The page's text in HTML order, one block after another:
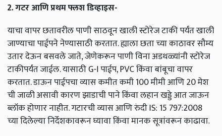
2.गटरआणिप्रथमफ्लशडिव्हाइस-
याचावापरछतावरीलपाणीसाठवूनखालीस्टोरेजटाकीपर्यंतखाली
जाण्याचापाईपनेनेण्यासाठीकरतात.ह्यालाछताच्याकाठावरसौम्य
उतारदेऊनबसवलेजाते,जेणेकरूनपाणीविनाअडथळ्यांनीस्टोरेज
टाकीपर्यंतजाईल.यासाठीG-Iपाईप, PVCकिंवाबांबूचावापर
करतात.डाऊनपाईपचाव्यासकमीतकमी100मीमीआणि20मेश
चीजाळीअसावीकारणझाडाचीपानेकिंवालहानखड्डेआतजाऊन
ब्लॉकहोणारनाहीत.गटारचीव्यासआणिरुंदीIS: 15 797:2008
च्यादिलेल्यानिर्देशकावरूनघ्यावाकिंवामानकसूत्रांवरूनकाढावा.